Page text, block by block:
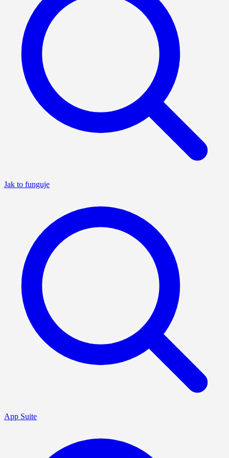
Jak to funguje
App Suite